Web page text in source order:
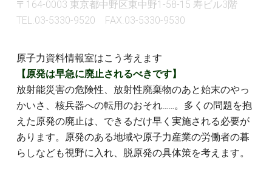
〒164-0003 東京都中野区東中野1-58-15 寿ビル3階
TEL.03-5330-9520 FAX.03-5330-9530
原子力資料情報室はこう考えます
【原発は早急に廃止されるべきです】
放射能災害の危険性、放射性廃棄物のあと始末のやっ
かいさ、核兵器への転用のおそれ……。多くの問題を抱
えた原発の廃止は、できるだけ早く実施される必要が
あります。原発のある地域や原子力産業の労働者の暮
らしなども視野に入れ、脱原発の具体策を考えます。